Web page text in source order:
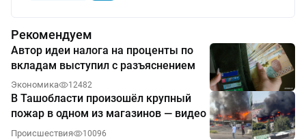
Рекомендуем
Автор идеи налога на проценты по
вкладам выступил с разъяснением
Экономика 12482
В Ташобласти произошёл крупный
пожар в одном из магазинов — видео
Происшествия 10096